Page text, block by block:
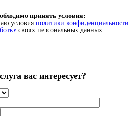
принять условия:
условия политики конфиденциальности
своих персональных данных
вас интересует?